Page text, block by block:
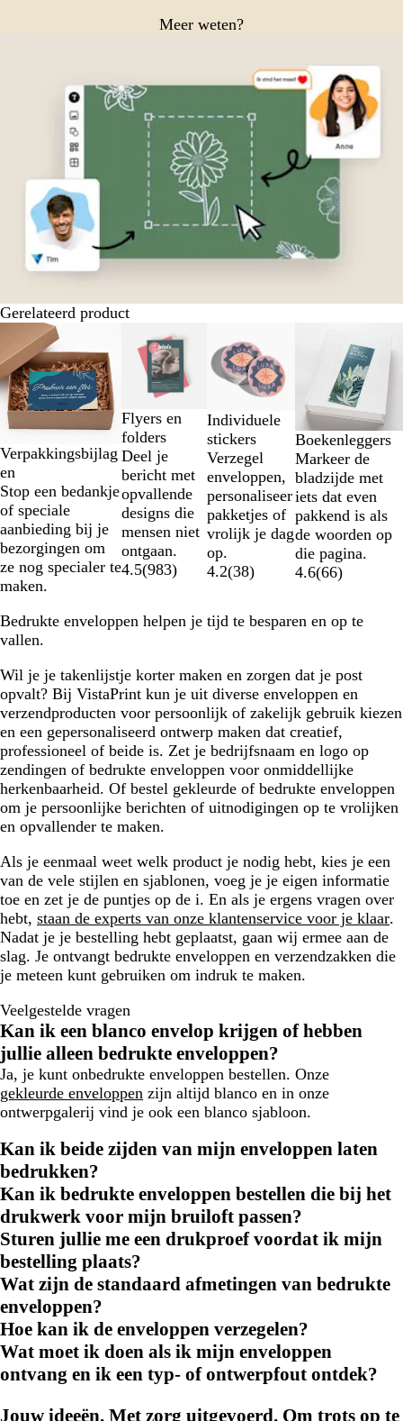
Meer weten?
Gerelateerd product
Verpakkingsbijlag
en
Stop een bedankje
of speciale
aanbieding bij je
bezorgingen om
ze nog specialer te
maken.
Flyers en
folders
Deel je
bericht met
opvallende
designs die
mensen niet
ontgaan.
4.5(983)
Individuele
stickers
Verzegel
enveloppen,
personaliseer
pakketjes of
vrolijk je dag
op.
4.2(38)
Boekenleggers
Markeer de
bladzijde met
iets dat even
pakkend is als
de woorden op
die pagina.
4.6(66)
t/m
2
van
Bedrukte enveloppen helpen je tijd te besparen en op te
vallen.
Wil je je takenlijstje korter maken en zorgen dat je post
opvalt? Bij VistaPrint kun je uit diverse enveloppen en
verzendproducten voor persoonlijk of zakelijk gebruik kiezen
en een gepersonaliseerd ontwerp maken dat creatief,
professioneel of beide is. Zet je bedrijfsnaam en logo op
zendingen of bedrukte enveloppen voor onmiddellijke
herkenbaarheid. Of bestel gekleurde of bedrukte enveloppen
om je persoonlijke berichten of uitnodigingen op te vrolijken
en opvallender te maken.
Als je eenmaal weet welk product je nodig hebt, kies je een
van de vele stijlen en sjablonen, voeg je je eigen informatie
toe en zet je de puntjes op de i. En als je ergens vragen over
hebt, staan de experts van onze klantenservice voor je klaar.
Nadat je je bestelling hebt geplaatst, gaan wij ermee aan de
slag. Je ontvangt bedrukte enveloppen en verzendzakken die
je meteen kunt gebruiken om indruk te maken.
Veelgestelde vragen
Kan ik een blanco envelop krijgen of hebben
jullie alleen bedrukte enveloppen?
Ja, je kunt onbedrukte enveloppen bestellen. Onze
gekleurde enveloppen zijn altijd blanco en in onze
ontwerpgalerij vind je ook een blanco sjabloon.
Kan ik beide zijden van mijn enveloppen laten
bedrukken?
Kan ik bedrukte enveloppen bestellen die bij het
drukwerk voor mijn bruiloft passen?
Sturen jullie me een drukproef voordat ik mijn
bestelling plaats?
Wat zijn de standaard afmetingen van bedrukte
enveloppen?
Hoe kan ik de enveloppen verzegelen?
Wat moet ik doen als ik mijn enveloppen
ontvang en ik een typ- of ontwerpfout ontdek?
Jouw ideeën. Met zorg uitgevoerd. Om trots op te